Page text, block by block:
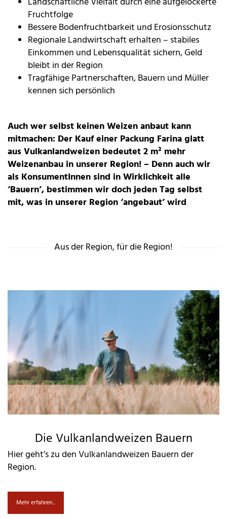
Fruchtfolge
Bessere Bodenfruchtbarkeit und Erosionsschutz
Regionale Landwirtschaft erhalten – stabiles
Einkommen und Lebensqualität sichern, Geld
bleibt in der Region
Tragfähige Partnerschaften, Bauern und Müller
kennen sich persönlich
Auch wer selbst keinen Weizen anbaut kann
mitmachen: Der Kauf einer Packung Farina glatt
aus Vulkanlandweizen bedeutet 2 m² mehr
Weizenanbau in unserer Region! – Denn auch wir
als KonsumentInnen sind in Wirklichkeit alle
‘Bauern’, bestimmen wir doch jeden Tag selbst
mit, was in unserer Region ‘angebaut’ wird
Aus der Region, für die Region!
Die Vulkanlandweizen Bauern
Hier geht’s zu den Vulkanlandweizen Bauern der
Region.
Mehr erfahren...